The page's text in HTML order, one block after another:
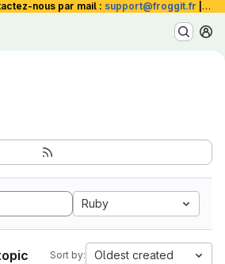
nous par mail : support@froggit.fr La
Ruby
Sort by: Oldest created